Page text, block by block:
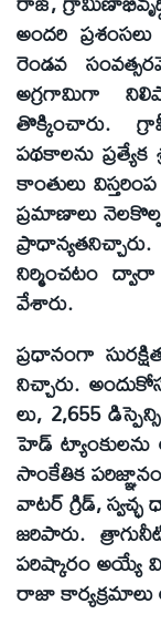
అందరి
రెండవ
అగ్రగామిగా
తొక్కించారు.
పథకాలను
కాంతులు
ప్రమాణాలు
నిర్మించటం
వేశారు.
ప్రధానంగా
నిచ్చారు.
లు, 2,655
హెడ్ ట్యాంకులను
సాంకేతిక
వాటర్ గ్రిడ్,
జరిపారు.
పరిష్కారం అయ్యే
రాజా